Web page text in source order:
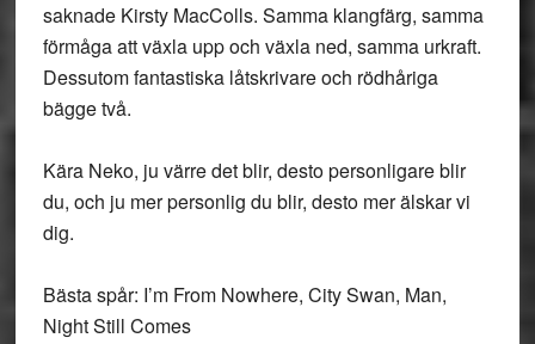
saknade Kirsty MacColls. Samma klangfärg, samma
förmåga att växla upp och växla ned, samma urkraft.
Dessutom fantastiska låtskrivare och rödhåriga
bägge två.
Kära Neko, ju värre det blir, desto personligare blir
du, och ju mer personlig du blir, desto mer älskar vi
dig.
Bästa spår: I’m From Nowhere, City Swan, Man,
Night Still Comes